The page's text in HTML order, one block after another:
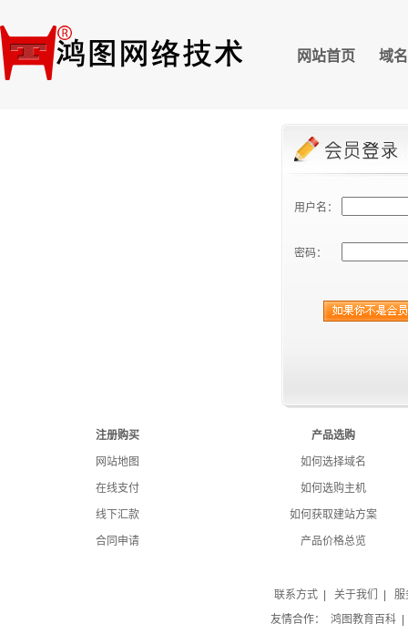
网站首页 域
用户名：
密码：
注册购买
网站地图
在线支付
线下汇款
合同申请
产品选购
如何选择域名
如何选购主机
如何获取建站方案
产品价格总览
联系方式 关于我们
服
友情合作：
鸿图教育百科